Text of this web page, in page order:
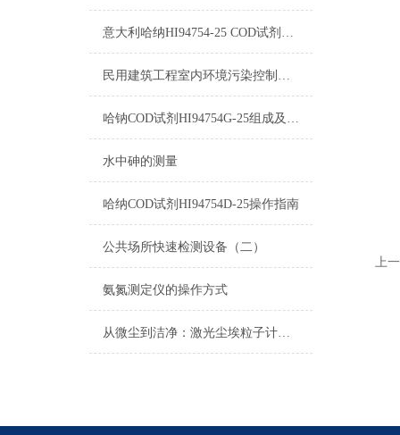
意大利哈纳HI94754-25 COD试剂测量标准和量程
民用建筑工程室内环境污染控制规范
哈钠COD试剂HI94754G-25组成及测量范围
水中砷的测量
哈纳COD试剂HI94754D-25操作指南
公共场所快速检测设备（二）
氨氮测定仪的操作方式
从微尘到洁净：激光尘埃粒子计数器在空气质量监测中的关键作用
上